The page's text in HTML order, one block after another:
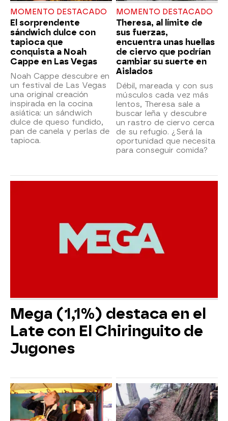
MOMENTO DESTACADO
El sorprendente
sándwich dulce con
tapioca que
conquista a Noah
Cappe en Las Vegas
Noah Cappe descubre en
un festival de Las Vegas
una original creación
inspirada en la cocina
asiática: un sándwich
dulce de queso fundido,
pan de canela y perlas de
tapioca.
MOMENTO DESTACADO
Theresa, al límite de
sus fuerzas,
encuentra unas huellas
de ciervo que podrían
cambiar su suerte en
Aislados
Débil, mareada y con sus
músculos cada vez más
lentos, Theresa sale a
buscar leña y descubre
un rastro de ciervo cerca
de su refugio. ¿Será la
oportunidad que necesita
para conseguir comida?
Mega (1,1%) destaca en el
Late con El Chiringuito de
Jugones